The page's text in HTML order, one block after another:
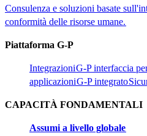
Consulenza e soluzioni basate
conformità delle risorse umane.​​
Piattaforma G-P​​
Integrazioni​​G-P interfaccia
applicazioni​​G-P integrato​​
CAPACITÀ FONDAMENTALI​​
Assumi a livello globale​​